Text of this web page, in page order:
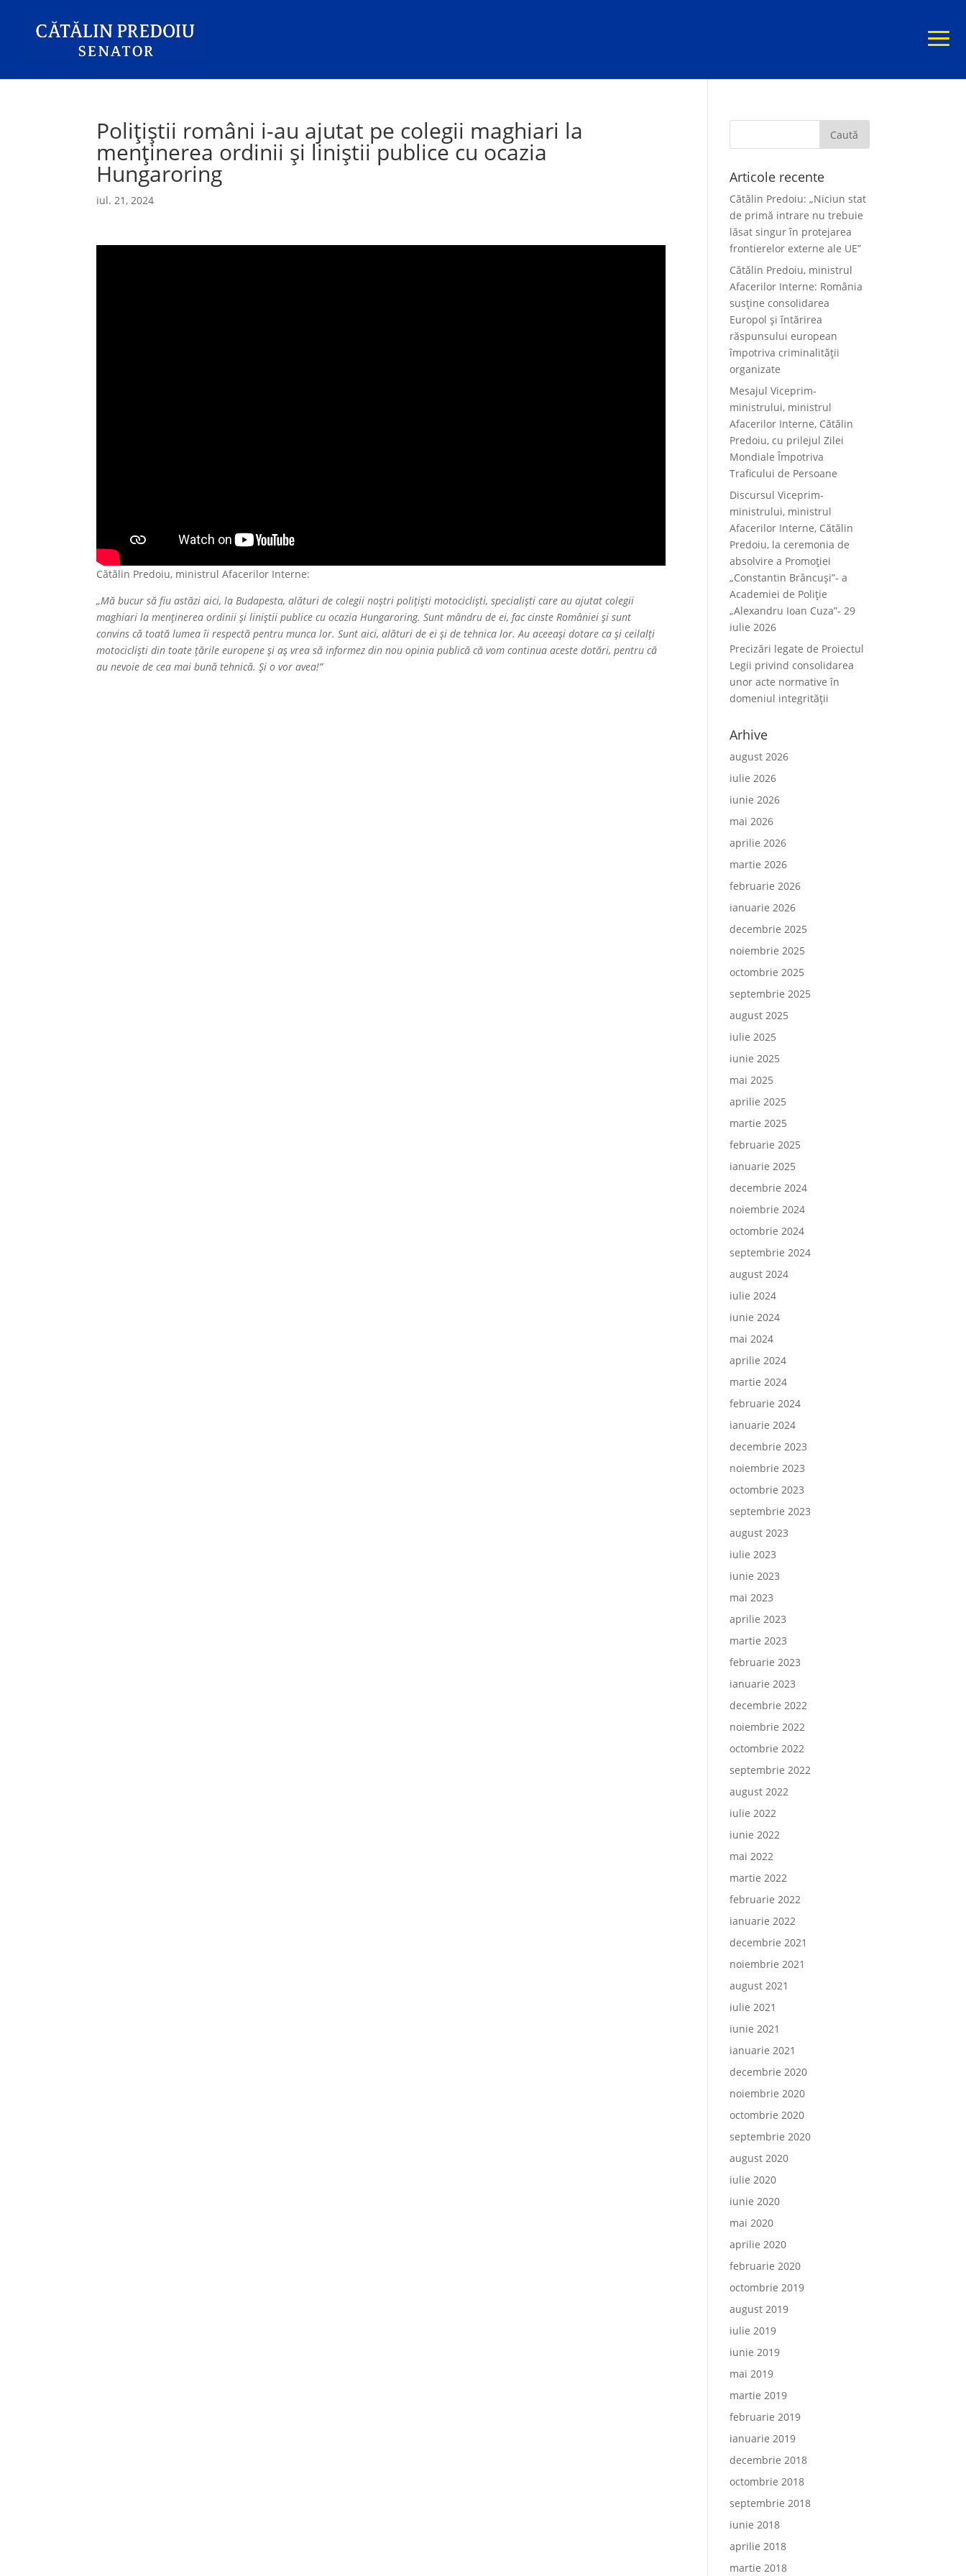
Polițiștii români i-au ajutat pe colegii maghiari la
menținerea ordinii și liniștii publice cu ocazia
Hungaroring
iul. 21, 2024
Cătălin Predoiu, ministrul Afacerilor Interne:
„Mă bucur să fiu astăzi aici, la Budapesta, alături de colegii noștri polițiști motocicliști, specialiști care au ajutat colegii
maghiari la menținerea ordinii și liniștii publice cu ocazia Hungaroring. Sunt mândru de ei, fac cinste României și sunt
convins că toată lumea îi respectă pentru munca lor. Sunt aici, alături de ei și de tehnica lor. Au aceeași dotare ca și ceilalți
motocicliști din toate țările europene și aș vrea să informez din nou opinia publică că vom continua aceste dotări, pentru că
au nevoie de cea mai bună tehnică. Și o vor avea!”
Articole recente
Cătălin Predoiu: „Niciun stat
de primă intrare nu trebuie
lăsat singur în protejarea
frontierelor externe ale UE”
Cătălin Predoiu, ministrul
Afacerilor Interne: România
susține consolidarea
Europol și întărirea
răspunsului european
împotriva criminalității
organizate
Mesajul Viceprim-
ministrului, ministrul
Afacerilor Interne, Cătălin
Predoiu, cu prilejul Zilei
Mondiale Împotriva
Traficului de Persoane
Discursul Viceprim-
ministrului, ministrul
Afacerilor Interne, Cătălin
Predoiu, la ceremonia de
absolvire a Promoției
„Constantin Brâncuși”- a
Academiei de Poliție
„Alexandru Ioan Cuza”- 29
iulie 2026
Precizări legate de Proiectul
Legii privind consolidarea
unor acte normative în
domeniul integrității
Arhive
august 2026
iulie 2026
iunie 2026
mai 2026
aprilie 2026
martie 2026
februarie 2026
ianuarie 2026
decembrie 2025
noiembrie 2025
octombrie 2025
septembrie 2025
august 2025
iulie 2025
iunie 2025
mai 2025
aprilie 2025
martie 2025
februarie 2025
ianuarie 2025
decembrie 2024
noiembrie 2024
octombrie 2024
septembrie 2024
august 2024
iulie 2024
iunie 2024
mai 2024
aprilie 2024
martie 2024
februarie 2024
ianuarie 2024
decembrie 2023
noiembrie 2023
octombrie 2023
septembrie 2023
august 2023
iulie 2023
iunie 2023
mai 2023
aprilie 2023
martie 2023
februarie 2023
ianuarie 2023
decembrie 2022
noiembrie 2022
octombrie 2022
septembrie 2022
august 2022
iulie 2022
iunie 2022
mai 2022
martie 2022
februarie 2022
ianuarie 2022
decembrie 2021
noiembrie 2021
august 2021
iulie 2021
iunie 2021
ianuarie 2021
decembrie 2020
noiembrie 2020
octombrie 2020
septembrie 2020
august 2020
iulie 2020
iunie 2020
mai 2020
aprilie 2020
februarie 2020
octombrie 2019
august 2019
iulie 2019
iunie 2019
mai 2019
martie 2019
februarie 2019
ianuarie 2019
decembrie 2018
octombrie 2018
septembrie 2018
iunie 2018
aprilie 2018
martie 2018